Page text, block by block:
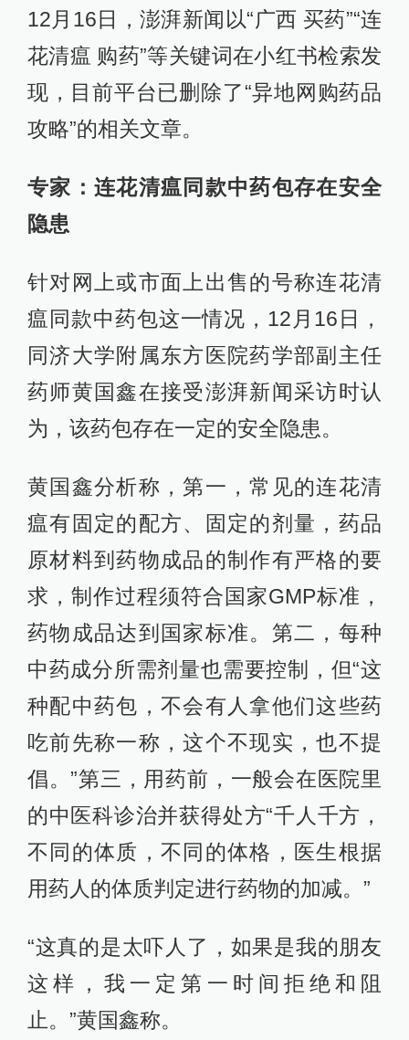
12月16日，澎湃新闻以“广西 买药”“连
花清瘟 购药”等关键词在小红书检索发
现，目前平台已删除了“异地网购药品
攻略”的相关文章。
专家：连花清瘟同款中药包存在安全
隐患
针对网上或市面上出售的号称连花清
瘟同款中药包这一情况，12月16日，
同济大学附属东方医院药学部副主任
药师黄国鑫在接受澎湃新闻采访时认
为，该药包存在一定的安全隐患。
黄国鑫分析称，第一，常见的连花清
瘟有固定的配方、固定的剂量，药品
原材料到药物成品的制作有严格的要
求，制作过程须符合国家GMP标准，
药物成品达到国家标准。第二，每种
中药成分所需剂量也需要控制，但“这
种配中药包，不会有人拿他们这些药
吃前先称一称，这个不现实，也不提
倡。”第三，用药前，一般会在医院里
的中医科诊治并获得处方“千人千方，
不同的体质，不同的体格，医生根据
用药人的体质判定进行药物的加减。”
“这真的是太吓人了，如果是我的朋友
这样，我一定第一时间拒绝和阻
止。”黄国鑫称。